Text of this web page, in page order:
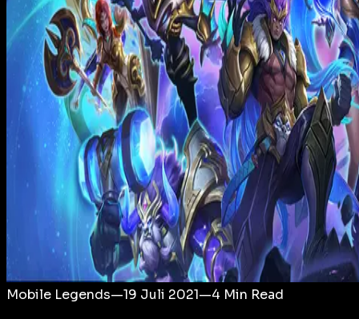
Login
Mobile Legends—19 Juli 2021—4 Min Read